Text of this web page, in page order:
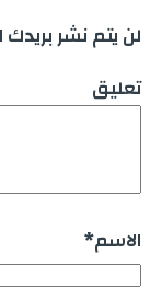
لن يتم نشر بريدك
تعليق
الاسم*